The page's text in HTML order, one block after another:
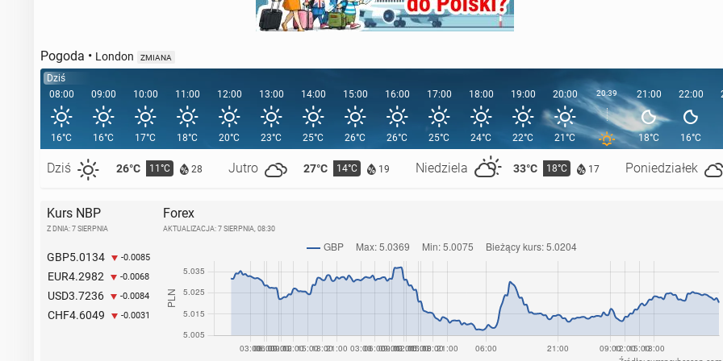
Pogoda • London ZMIANA
Dziś
08:00
16°C
Dziś 26°C 11°C 28 Jutro 27°C 14°C 19 Niedziela 33°C 18°C 17 Poniedziałek
09:00
16°C
10:00
17°C
11:00
18°C
12:00
20°C
13:00
23°C
14:00
25°C
15:00
26°C
16:00
26°C
17:00
25°C
18:00
24°C
19:00
22°C
20:00
21°C
20:39 21:00
18°C
22:00
16°C
Kurs NBP
Z DNIA: 7 SIERPNIA
GBP5.0134 -0.0085
EUR4.2982 -0.0068
USD3.7236 -0.0084
CHF4.6049 -0.0031
Forex
AKTUALIZACJA: 7 SIERPNIA, 08:30